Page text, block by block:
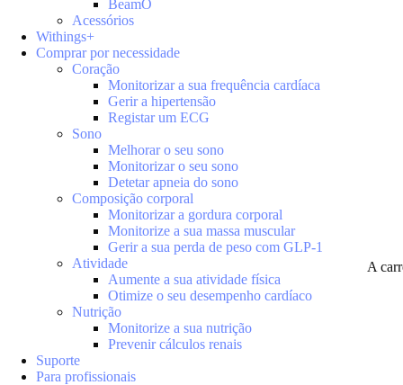
A
BeamO
Acessórios
Withings+
Comprar por necessidade
Coração
Monitorizar a sua frequência cardíaca
Gerir a hipertensão
Registar um ECG
Sono
Melhorar o seu sono
Monitorizar o seu sono
Detetar apneia do sono
Composição corporal
Monitorizar a gordura corporal
Monitorize a sua massa muscular
Gerir a sua perda de peso com GLP-1
Atividade
Aumente a sua atividade física
Otimize o seu desempenho cardíaco
Nutrição
Monitorize a sua nutrição
Prevenir cálculos renais
Suporte
Para profissionais